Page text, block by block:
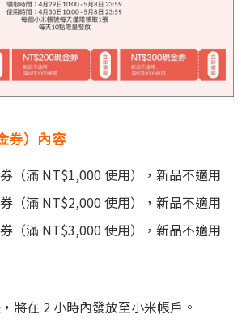
券）內容
（滿 NT$1,000 使用），新品不適用
（滿 NT$2,000 使用），新品不適用
（滿 NT$3,000 使用），新品不適用
將在 2 小時內發放至小米帳戶。